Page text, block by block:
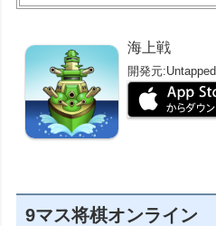
海上戦
開発元:Untapped
9マス将棋オンライン